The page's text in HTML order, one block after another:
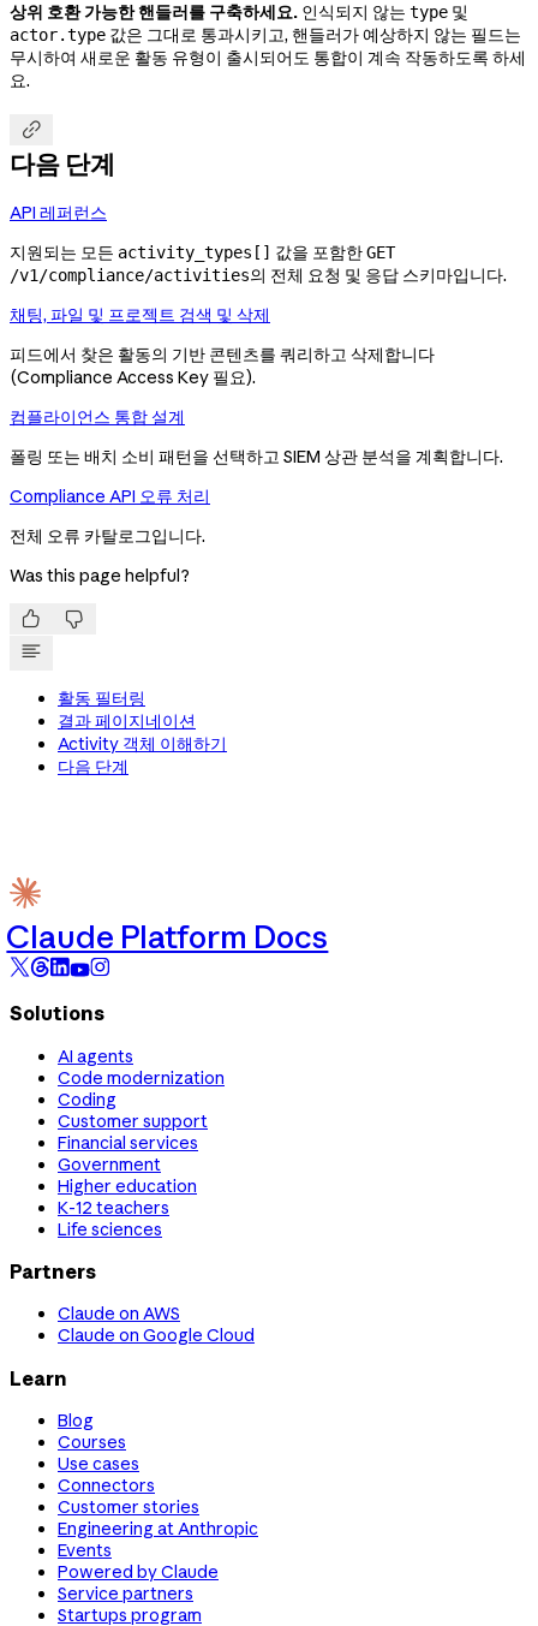
상위 호환 가능한 핸들러를 구축하세요. 인식되지 않는 type 및
actor.type 값은 그대로 통과시키고, 핸들러가 예상하지 않는 필드는
무시하여 새로운 활동 유형이 출시되어도 통합이 계속 작동하도록 하세
요.

다음 단계
API 레퍼런스
지원되는 모든 activity_types[] 값을 포함한GET
/v1/compliance/activities의 전체 요청 및 응답 스키마입니다.
채팅, 파일 및 프로젝트 검색 및 삭제
피드에서 찾은 활동의 기반 콘텐츠를 쿼리하고 삭제합니다
(Compliance Access Key 필요).
컴플라이언스 통합 설계
폴링 또는 배치 소비 패턴을 선택하고 SIEM 상관 분석을 계획합니다.
Compliance API 오류 처리
전체 오류 카탈로그입니다.
Was this page helpful?
 
활동 필터링
결과 페이지네이션
Activity 객체 이해하기
다음 단계
Claude Platform Docs
Solutions
AI agents
Code modernization
Coding
Customer support
Financial services
Government
Higher education
K-12 teachers
Life sciences
Partners
Claude on AWS
Claude on Google Cloud
Learn
Blog
Courses
Use cases
Connectors
Customer stories
Engineering at Anthropic
Events
Powered by Claude
Service partners
Startups program